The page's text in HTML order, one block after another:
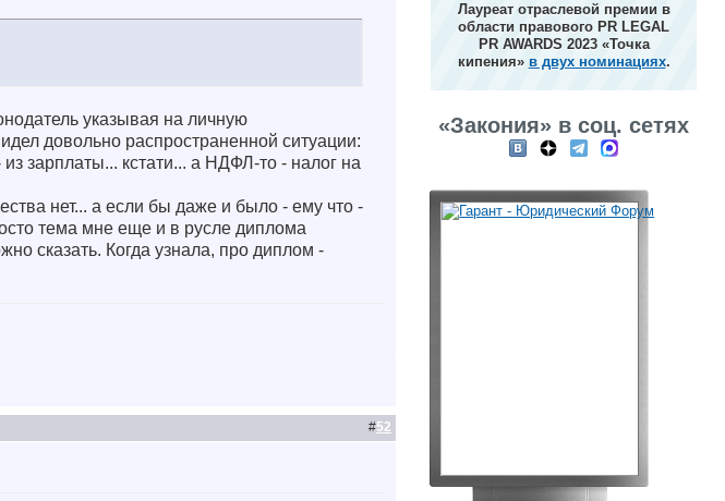
указывая на личную
довольно распространенной ситуации:
зарплаты... кстати... а НДФЛ-то - налог на
нет... а если бы даже и было - ему что -
тема мне еще и в русле диплома
сказать. Когда узнала, про диплом -
#52
Лауреат отраслевой премии в
области правового PR LEGAL
PR AWARDS 2023 «Точка
кипения» в двух номинациях.
«Закония» в соц. сетях